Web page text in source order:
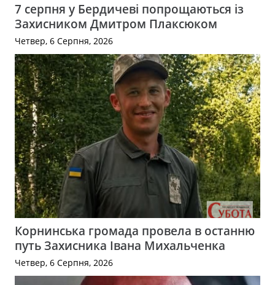
7 серпня у Бердичеві попрощаються із
Захисником Дмитром Плаксюком
Четвер, 6 Серпня, 2026
Корнинська громада провела в останню
путь Захисника Івана Михальченка
Четвер, 6 Серпня, 2026